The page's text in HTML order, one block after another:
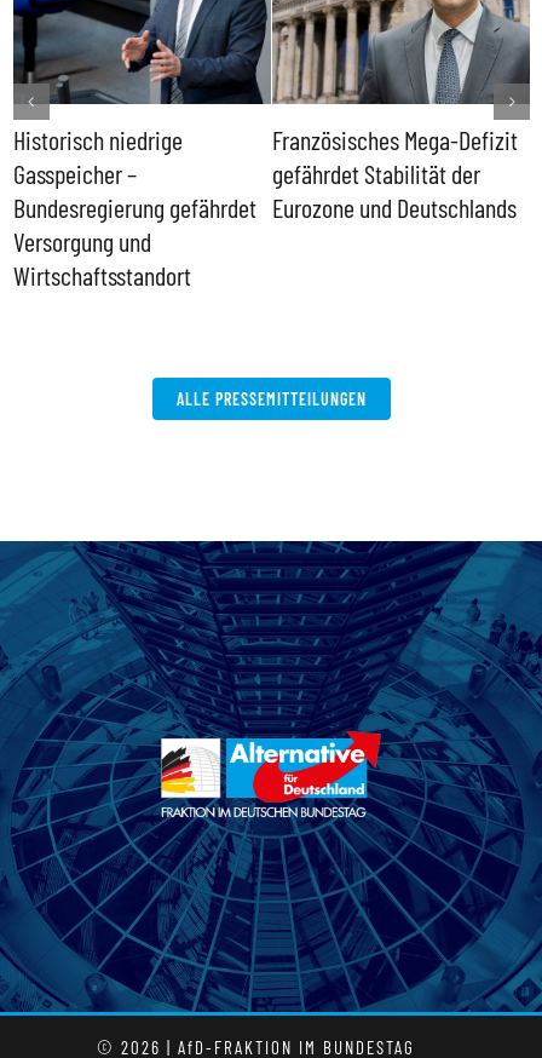
Historisch niedrige
Gasspeicher –
Bundesregierung gefährdet
Versorgung und
Wirtschaftsstandort
Französisches Mega-Defizit
gefährdet Stabilität der
Eurozone und Deutschlands
ALLE PRESSEMITTEILUNGEN
© 2026 | AfD-FRAKTION IM BUNDESTAG